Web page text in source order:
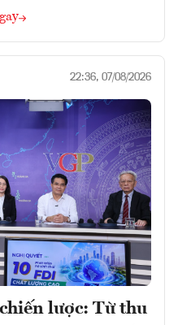
22:36, 07/08/2026
lược: Từ thu